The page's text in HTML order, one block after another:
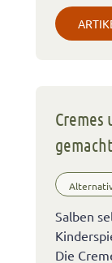
Cremes
gemacht
Salben
Die